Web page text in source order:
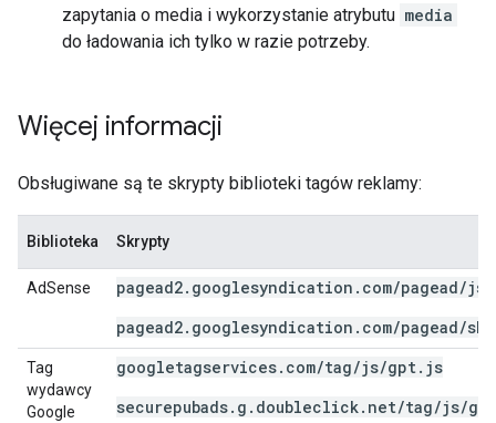
zapytania o media i wykorzystanie atrybutu media
do ładowania ich tylko w razie potrzeby.
Więcej informacji
Obsługiwane są te skrypty biblioteki tagów reklamy:
Biblioteka Skrypty
AdSense
pagead2.googlesyndication.com/pagead/
pagead2.googlesyndication.com/pagead/
Tag
wydawcy
Google
googletagservices.com/tag/js/gpt.js
securepubads.g.doubleclick.net/tag/js/